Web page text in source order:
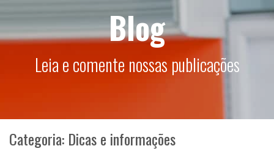
Blog
Leia e comente nossas publicações
Categoria: Dicas e informações